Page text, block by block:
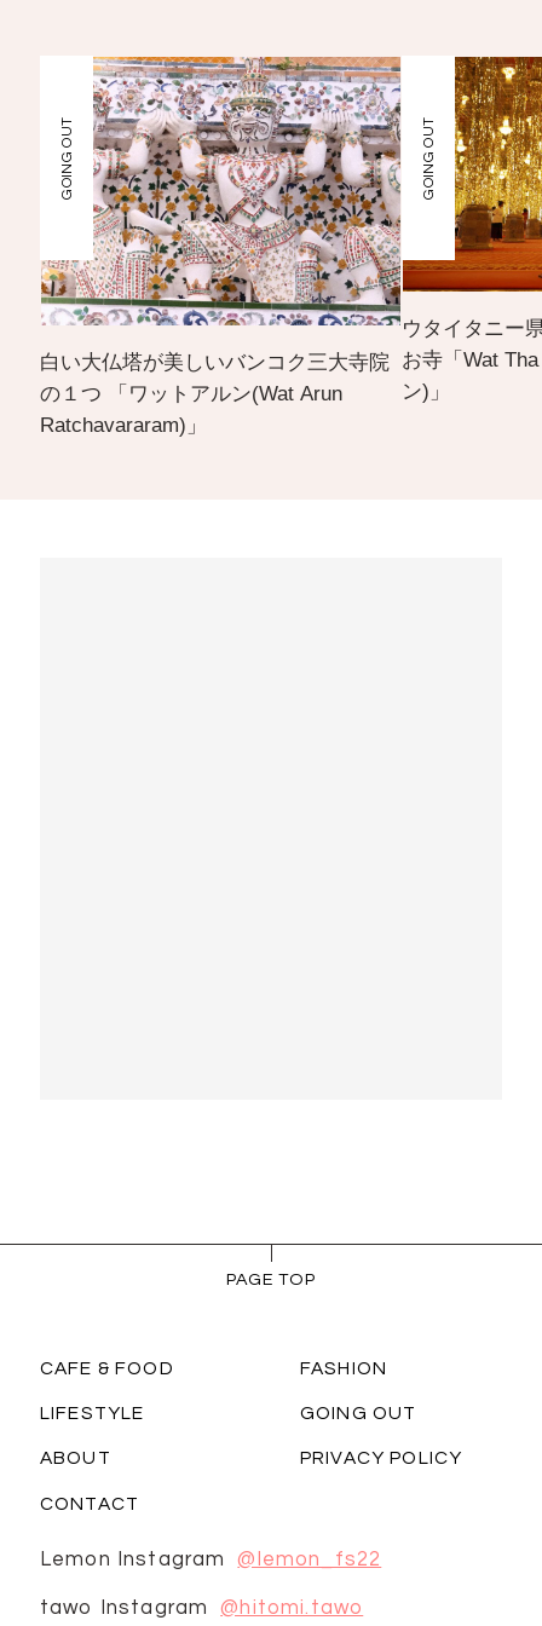
GOING OUT
白い大仏塔が美しいバンコク三大寺院
の１つ 「ワットアルン(Wat Arun
Ratchavararam)」
GOING OUT
ウタイタニー
お寺「Wat
ン)」
PAGE TOP
CAFE & FOOD FASHION
LIFESTYLE GOING OUT
ABOUT PRIVACY POLICY
CONTACT
Lemon Instagram @lemon_fs22
tawo Instagram @hitomi.tawo